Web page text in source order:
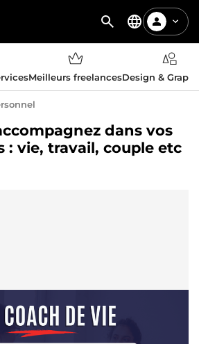
Meilleurs freelancesDesign &
dans vos
: vie, travail, couple etc